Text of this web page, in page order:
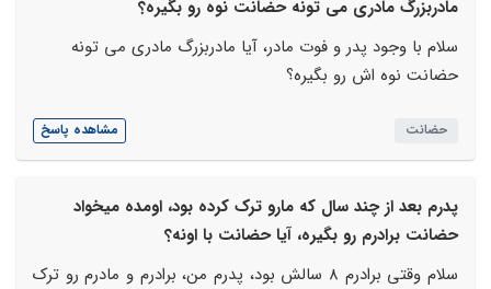
مادربزرگ مادری می تونه حضانت نوه رو بگیره؟
سلام با وجود پدر و فوت مادر، آیا مادربزرگ مادری می تونه
حضانت نوه اش رو بگیره؟
حضانت مشاهده پاسخ
پدرم بعد از چند سال که مارو ترک کرده بود، اومده میخواد
حضانت برادرم رو بگیره، آیا حضانت با اونه؟
سلام وقتی برادرم 8 سالش بود، پدرم من، برادرم و مادرم رو ترک